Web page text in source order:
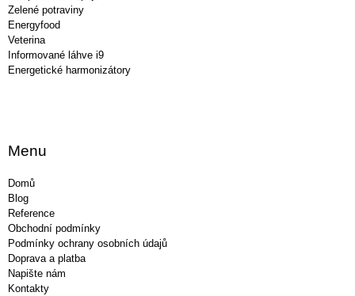
Zelené potraviny
Energyfood
Veterina
Informované láhve i9
Energetické harmonizátory
Menu
Domů
Blog
Reference
Obchodní podmínky
Podmínky ochrany osobních údajů
Doprava a platba
Napište nám
Kontakty